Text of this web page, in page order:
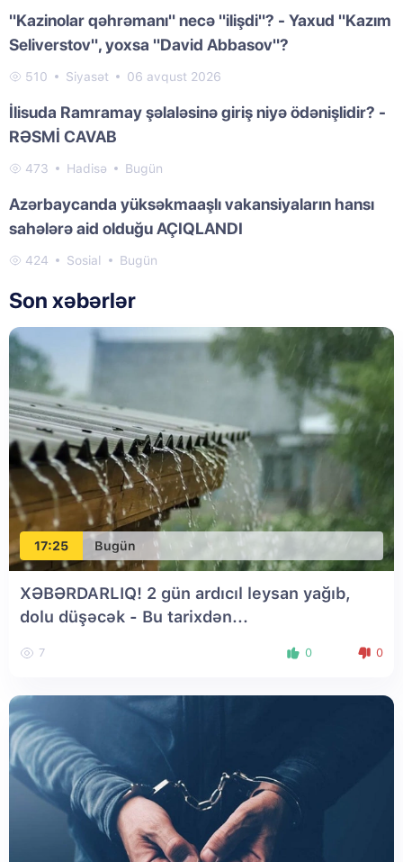
"Kazinolar qəhrəmanı" necə "ilişdi"? - Yaxud "Kazım
Seliverstov", yoxsa "David Abbasov"?
510 Siyasət 06 avqust 2026
İlisuda Ramramay şəlaləsinə giriş niyə ödənişlidir? -
RƏSMİ CAVAB
473 Hadisə Bugün
Azərbaycanda yüksəkmaaşlı vakansiyaların hansı
sahələrə aid olduğu AÇIQLANDI
424 Sosial Bugün
Son xəbərlər
17:25 Bugün
XƏBƏRDARLIQ! 2 gün ardıcıl leysan yağıb,
dolu düşəcək - Bu tarixdən...
7 0 0